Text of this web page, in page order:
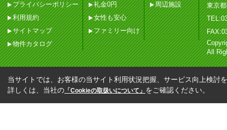
プライバシーポリシー
利用規約
サイトマップ
物件カタログ
礼金0円
女性も安心
ファミリー向け
周辺施設
東京
All
当サイトでは、お客様の当サイト利用状況把握、サービス向上検討
詳しくは、当社の 「Cookieの取扱いについて」 をご確認ください。